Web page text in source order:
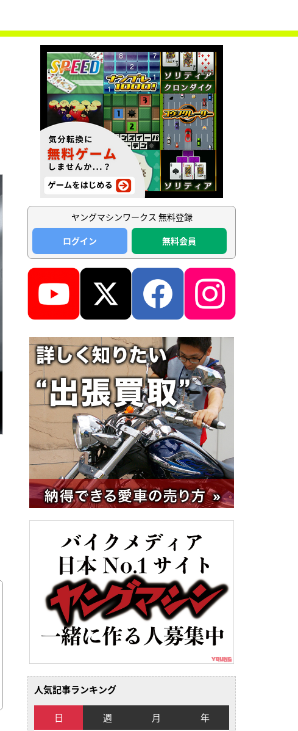
ヤングマシンワークス 無料登録
ログイン
無料会員
人気記事ランキング
日 週 月 年